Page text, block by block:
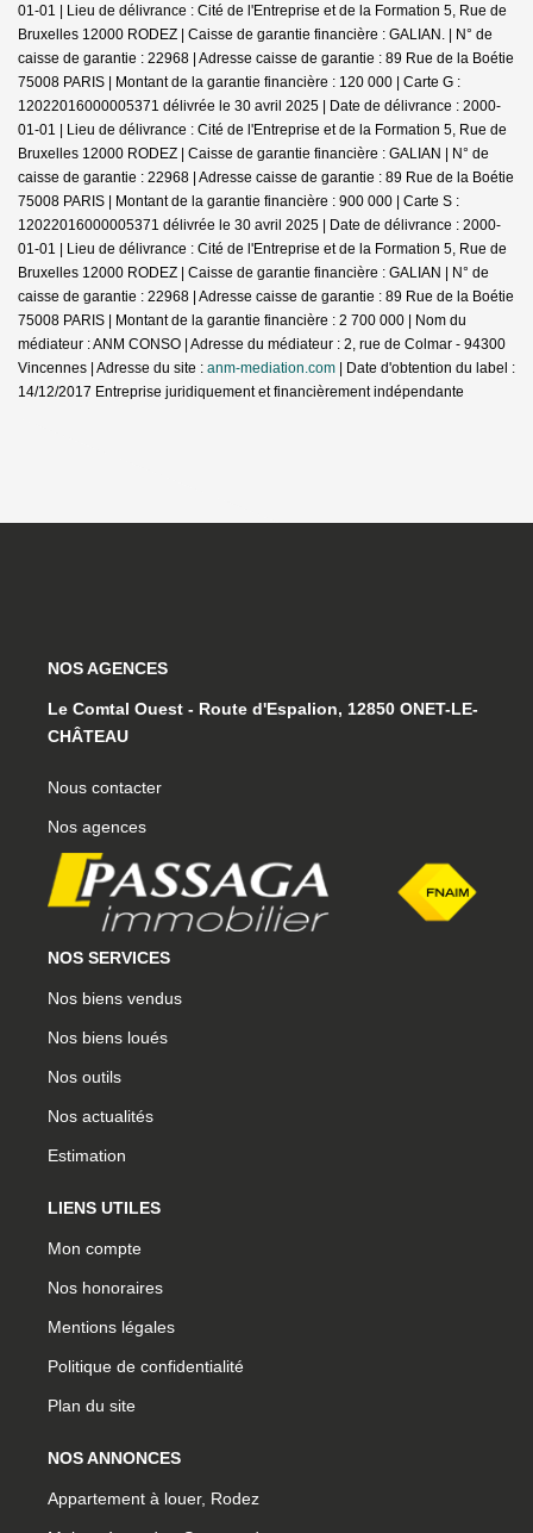
01-01 | Lieu de délivrance : Cité de l'Entreprise et de la Formation 5, Rue de
Bruxelles 12000 RODEZ | Caisse de garantie financière : GALIAN. | N° de
caisse de garantie : 22968 | Adresse caisse de garantie : 89 Rue de la Boétie
75008 PARIS | Montant de la garantie financière : 120 000 | Carte G :
12022016000005371 délivrée le 30 avril 2025 | Date de délivrance : 2000-
01-01 | Lieu de délivrance : Cité de l'Entreprise et de la Formation 5, Rue de
Bruxelles 12000 RODEZ | Caisse de garantie financière : GALIAN | N° de
caisse de garantie : 22968 | Adresse caisse de garantie : 89 Rue de la Boétie
75008 PARIS | Montant de la garantie financière : 900 000 | Carte S :
12022016000005371 délivrée le 30 avril 2025 | Date de délivrance : 2000-
01-01 | Lieu de délivrance : Cité de l'Entreprise et de la Formation 5, Rue de
Bruxelles 12000 RODEZ | Caisse de garantie financière : GALIAN | N° de
caisse de garantie : 22968 | Adresse caisse de garantie : 89 Rue de la Boétie
75008 PARIS | Montant de la garantie financière : 2 700 000 | Nom du
médiateur : ANM CONSO | Adresse du médiateur : 2, rue de Colmar - 94300
Vincennes | Adresse du site : anm-mediation.com | Date d'obtention du label :
14/12/2017 Entreprise juridiquement et financièrement indépendante
NOS AGENCES
Le Comtal Ouest - Route d'Espalion, 12850 ONET-LE-
CHÂTEAU
Nous contacter
Nos agences
NOS SERVICES
Nos biens vendus
Nos biens loués
Nos outils
Nos actualités
Estimation
LIENS UTILES
Mon compte
Nos honoraires
Mentions légales
Politique de confidentialité
Plan du site
NOS ANNONCES
Appartement à louer, Rodez